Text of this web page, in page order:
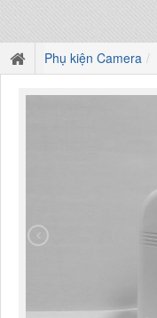
Phụ kiện Camera